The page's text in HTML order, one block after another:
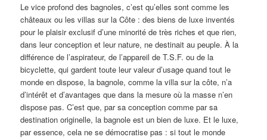
Le vice profond des bagnoles, c’est qu’elles sont comme les
châteaux ou les villas sur la Côte : des biens de luxe inventés
pour le plaisir exclusif d’une minorité de très riches et que rien,
dans leur conception et leur nature, ne destinait au peuple. À la
différence de l’aspirateur, de l’appareil de T.S.F. ou de la
bicyclette, qui gardent toute leur valeur d’usage quand tout le
monde en dispose, la bagnole, comme la villa sur la côte, n’a
d’intérêt et d’avantages que dans la mesure où la masse n’en
dispose pas. C’est que, par sa conception comme par sa
destination originelle, la bagnole est un bien de luxe. Et le luxe,
par essence, cela ne se démocratise pas : si tout le monde